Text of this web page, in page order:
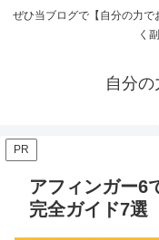
ぜひ当ブログで【自分の力
く
自分
PR
アフィンガー6
完全ガイド7選